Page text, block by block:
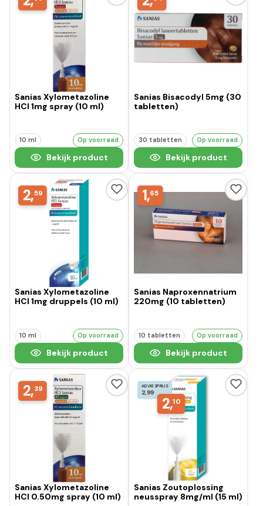
Sanias Xylometazoline
HCI 1mg spray (10 ml)
10 ml Op voorraad
Bekijk product
Sanias Bisacodyl 5mg (30
tabletten)
30 tabletten Op voorraad
Bekijk product
2,59
Sanias Xylometazoline
HCI 1mg druppels (10 ml)
10 ml Op voorraad
Bekijk product
1,65
Sanias Naproxennatrium
220mg (10 tabletten)
10 tabletten Op voorraad
Bekijk product
2,39
Sanias Xylometazoline
HCI 0.50mg spray (10 ml)
ADVIESPRIJS
2,99
2,10
Sanias Zoutoplossing
neusspray 8mg/ml (15 ml)